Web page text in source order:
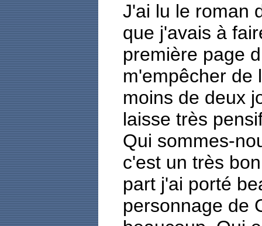
J'ai lu le roman
que j'avais à
première page
m'empêcher de
moins de deux
laisse très
Qui sommes-
c'est un très
part j'ai porté
personnage de